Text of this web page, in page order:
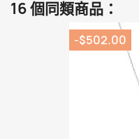
16 個同類商品：
-$502.00